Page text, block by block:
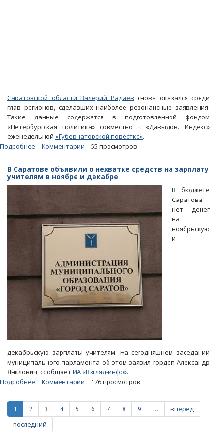
Саратовской области Валерий Радаев снова оказался среди
глав регионов, сделавших наиболее резонансные заявления.
Такие данные содержатся в подготовленной фондом
«Петербургская политика» совместно с «Давыдов. Индекс»
еженедельной «Губернаторской повестке».
Подробнее
угрозы
Исаеву
и
руководству
ПривЖД
заметили
федеральные
эксперты
Комментарии 55 просмотров
В Саратове объявили о нехватке средств на зарплату
учителям в ноябре и декабре
В бюджете
Саратова
нет денег
на
ноябрьскую
и
декабрьскую зарплаты учителям. На сегодняшнем заседании
муниципального парламента об этом заявил гордеп Александр
Янклович, сообщаетИА «Взгляд-инфо».
Подробнее
Саратове
объявили
нехватке
Комментарии 176 просмотров
1 2 3 4 5 6 7 8 9 …
вперёд
последний